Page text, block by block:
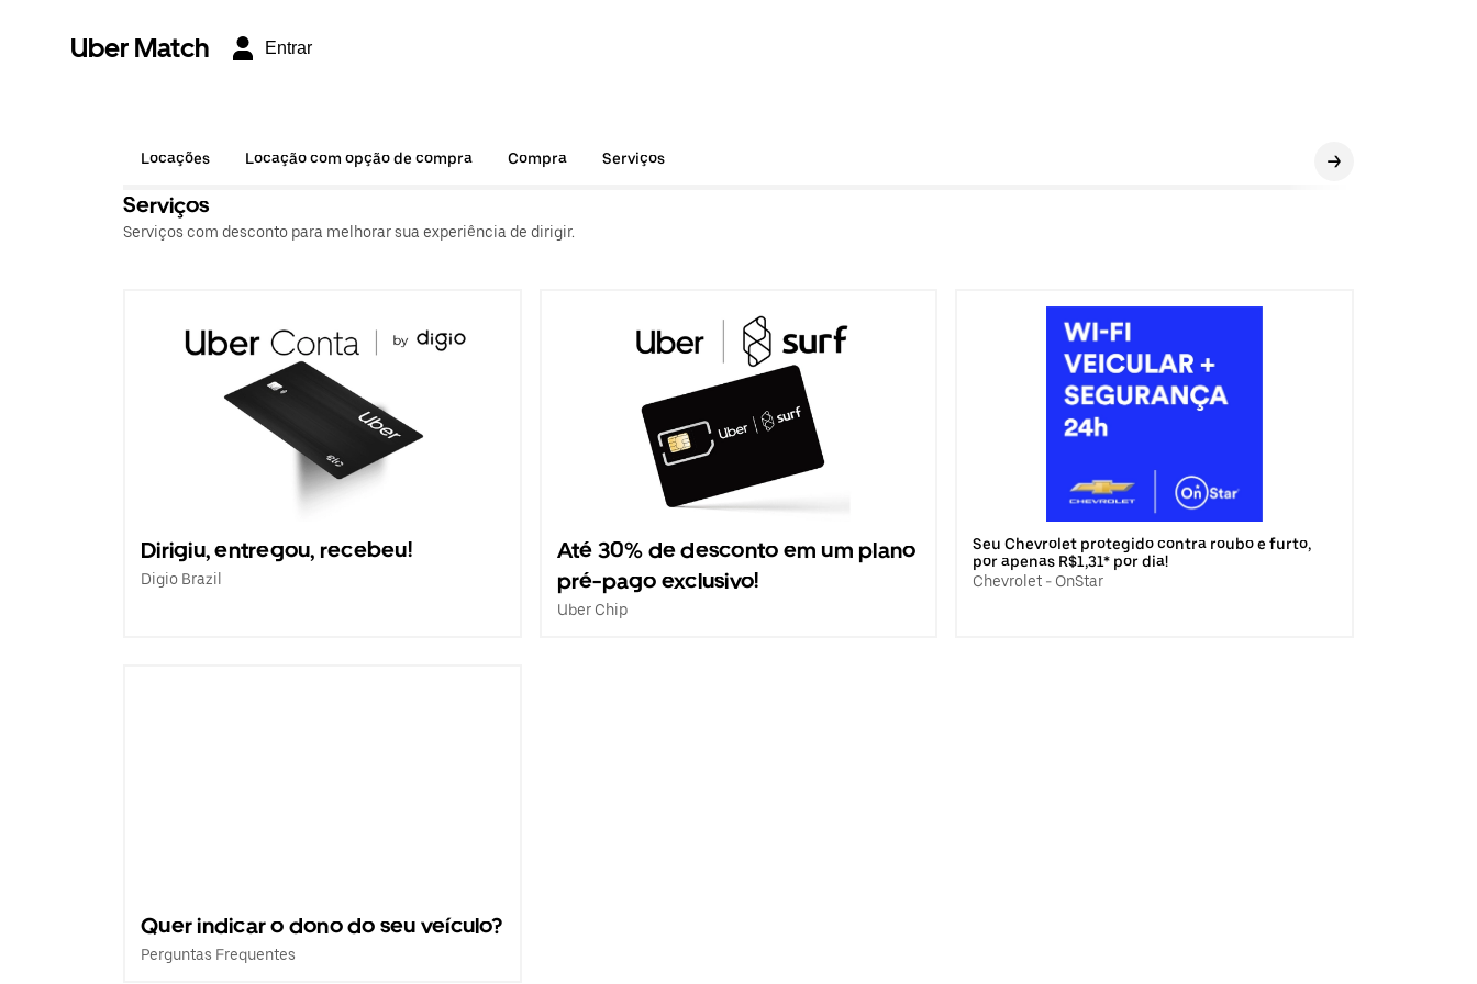
Uber Match Entrar
Locações Locação com opção de compra Compra Serviços
Serviços
Serviços com desconto para melhorar sua experiência de dirigir.
Dirigiu, entregou, recebeu!
Digio Brazil
Até 30% de desconto em um plano
pré-pago exclusivo!
Uber Chip
Seu Chevrolet protegido contra roubo e furto,
por apenas R$1,31* por dia!
Chevrolet - OnStar
Quer indicar o dono do seu veículo?
Perguntas Frequentes